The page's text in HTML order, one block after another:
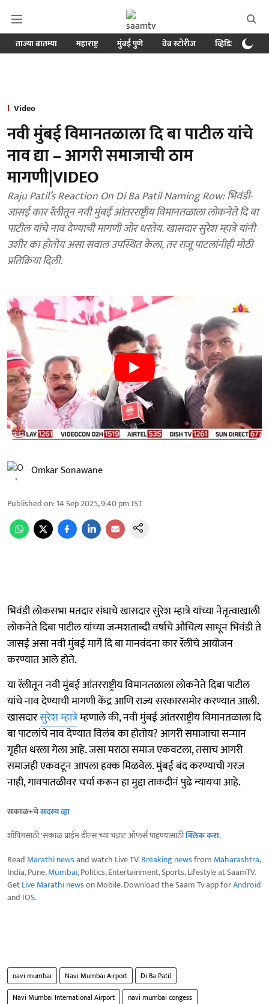
ताज्या बातम्या महाराष्ट्र मुंबई पुणे वेब स्टोरीज व्हिडिओ
Video
नवी मुंबई विमानतळाला दि बा पाटील यांचे
नाव द्या – आगरी समाजाची ठाम
मागणी|VIDEO
Raju Patil’s Reaction On Di Ba Patil Naming Row: भिवंडी-
जासई कार रॅलीतून नवी मुंबई आंतरराष्ट्रीय विमानतळाला लोकनेते दि बा
पाटील यांचे नाव देण्याची मागणी जोर धरतेय. खासदार सुरेश म्हात्रे यांनी
उशीर का होतोय असा सवाल उपस्थित केला, तर राजू पाटलांनीही मोठी
प्रतिक्रिया दिली.
Omkar Sonawane
Published on:14 Sep 2025, 9:40 pm IST
भिवंडी लोकसभा मतदार संघाचे खासदार सुरेश म्हात्रे यांच्या नेतृत्वाखाली
लोकनेते दिबा पाटील यांच्या जन्मशताब्दी वर्षाचे औचित्य साधून भिवंडी ते
जासई असा नवी मुंबई मार्गे दि बा मानवंदना कार रॅलीचे आयोजन
करण्यात आले होते.
या रॅलीतून नवी मुंबई आंतरराष्ट्रीय विमानतळाला लोकनेते दिबा पाटील
यांचे नाव देण्याची मागणी केंद्र आणि राज्य सरकारसमोर करण्यात आली.
खासदारसुरेश म्हात्रेम्हणाले की, नवी मुंबई आंतरराष्ट्रीय विमानतळाला दि
बा पाटलांचे नाव देण्यात विलंब का होतोय? आगरी समाजाचा सन्मान
गृहीत धरला गेला आहे. जसा मराठा समाज एकवटला, तसाच आगरी
समाजही एकवटून आपला हक्क मिळवेल. मुंबई बंद करण्याची गरज
नाही, गावपातळीवर चर्चा करून हा मुद्दा ताकदीनं पुढे न्यायचा आहे.
सकाळ+चेसदस्य व्हा
शॉपिंगसाठी 'सकाळ प्राईम डील्स'च्या भन्नाट ऑफर्स पाहण्यासाठीक्लिक करा.
Read Marathi newsand watch Live TV.Breaking newsfrom Maharashtra,
India, Pune,Mumbai, Politics, Entertainment, Sports, Lifestyle at SaamTV.
GetLive Marathi newson Mobile. Download the Saam Tv app forAndroid
and IOS.
navi mumbai Navi Mumbai Airport
Di Ba Patil
Navi Mumbai International Airport
navi mumbai congess